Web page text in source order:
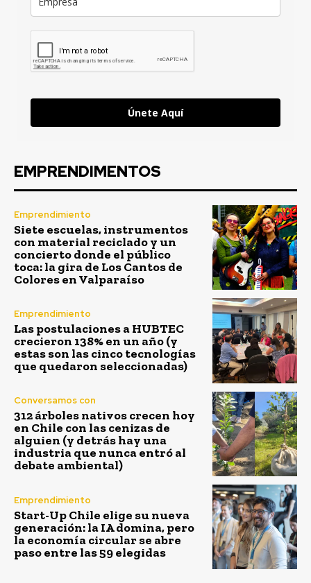
Únete Aquí
EMPRENDIMENTOS
Emprendimiento
Siete escuelas, instrumentos
con material reciclado y un
concierto donde el público
toca: la gira de Los Cantos de
Colores en Valparaíso
Emprendimiento
Las postulaciones a HUBTEC
crecieron 138% en un año (y
estas son las cinco tecnologías
que quedaron seleccionadas)
Conversamos con
312 árboles nativos crecen hoy
en Chile con las cenizas de
alguien (y detrás hay una
industria que nunca entró al
debate ambiental)
Emprendimiento
Start-Up Chile elige su nueva
generación: la IA domina, pero
la economía circular se abre
paso entre las 59 elegidas